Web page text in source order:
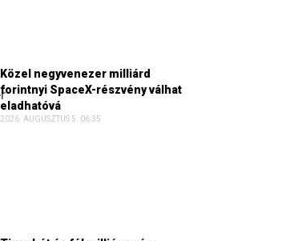
Közel negyvenezer milliárd
forintnyi SpaceX-részvény válhat
eladhatóvá
2026. AUGUSZTUS 5. 06:35